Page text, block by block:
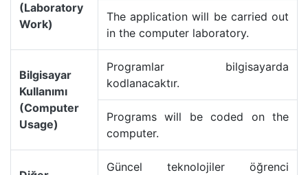
(Laboratory
Work)
The application will be carried out
in the computer laboratory.
Bilgisayar
Kullanımı
(Computer
Usage)
Programlar bilgisayarda
kodlanacaktır.
Programs will be coded on the
computer.
Güncel teknolojiler öğrenci